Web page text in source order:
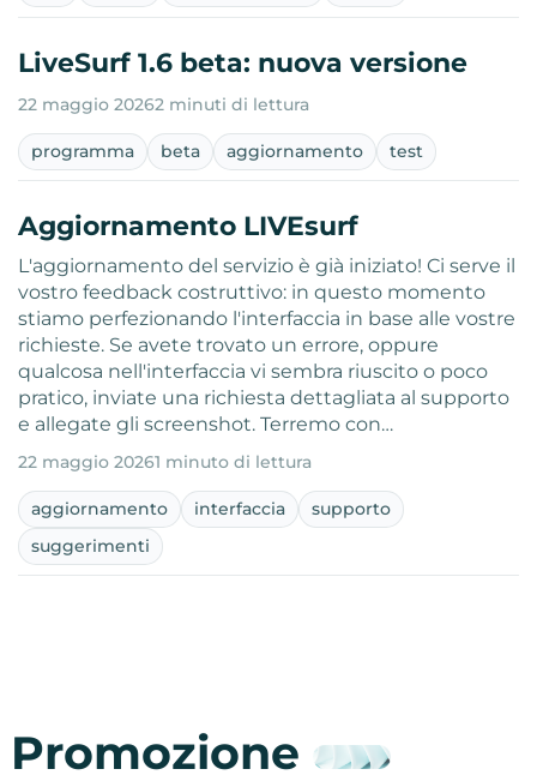
LiveSurf 1.6 beta: nuova versione
22 maggio 20262 minuti di lettura
programma beta aggiornamento test
Aggiornamento LIVEsurf
L'aggiornamento del servizio è già iniziato! Ci serve il
vostro feedback costruttivo: in questo momento
stiamo perfezionando l'interfaccia in base alle vostre
richieste. Se avete trovato un errore, oppure
qualcosa nell'interfaccia vi sembra riuscito o poco
pratico, inviate una richiesta dettagliata al supporto
e allegate gli screenshot. Terremo con…
22 maggio 20261 minuto di lettura
aggiornamento interfaccia
supporto
suggerimenti
Promozione